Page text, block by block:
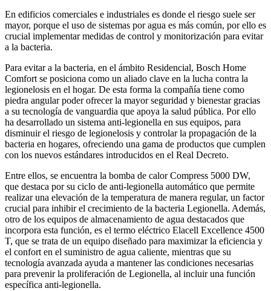
En edificios comerciales e industriales es donde el riesgo suele ser
mayor, porque el uso de sistemas por agua es más común, por ello es
crucial implementar medidas de control y monitorización para evitar
a la bacteria.
Para evitar a la bacteria, en el ámbito Residencial, Bosch Home
Comfort se posiciona como un aliado clave en la lucha contra la
legionelosis en el hogar. De esta forma la compañía tiene como
piedra angular poder ofrecer la mayor seguridad y bienestar gracias
a su tecnología de vanguardia que apoya la salud pública. Por ello
ha desarrollado un sistema anti-legionella en sus equipos, para
disminuir el riesgo de legionelosis y controlar la propagación de la
bacteria en hogares, ofreciendo una gama de productos que cumplen
con los nuevos estándares introducidos en el Real Decreto.
Entre ellos, se encuentra la bomba de calor Compress 5000 DW,
que destaca por su ciclo de anti-legionella automático que permite
realizar una elevación de la temperatura de manera regular, un factor
crucial para inhibir el crecimiento de la bacteria Legionella. Además,
otro de los equipos de almacenamiento de agua destacados que
incorpora esta función, es el termo eléctrico Elacell Excellence 4500
T, que se trata de un equipo diseñado para maximizar la eficiencia y
el confort en el suministro de agua caliente, mientras que su
tecnología avanzada ayuda a mantener las condiciones necesarias
para prevenir la proliferación de Legionella, al incluir una función
específica anti-legionella.